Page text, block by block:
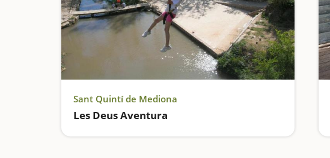
Sant Quintí de Mediona
Les Deus Aventura